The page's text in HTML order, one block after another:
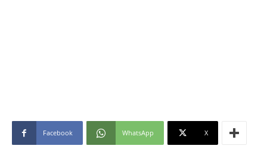
Facebook WhatsApp X